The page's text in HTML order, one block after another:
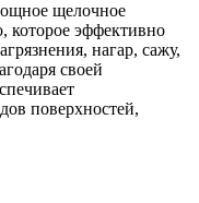
щелочное
которое эффективно
нагар, сажу,
своей
поверхностей,